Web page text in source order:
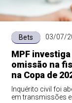
Bets 03/07/
MPF
omissão na
na Copa de
Inquérito civil foi
em transmissões